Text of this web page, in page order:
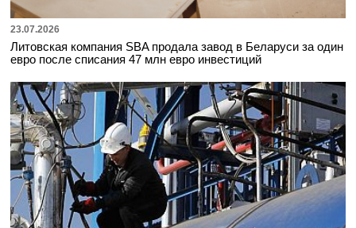
23.07.2026
Литовская компания SBA продала завод в Беларуси за один
евро после списания 47 млн евро инвестиций